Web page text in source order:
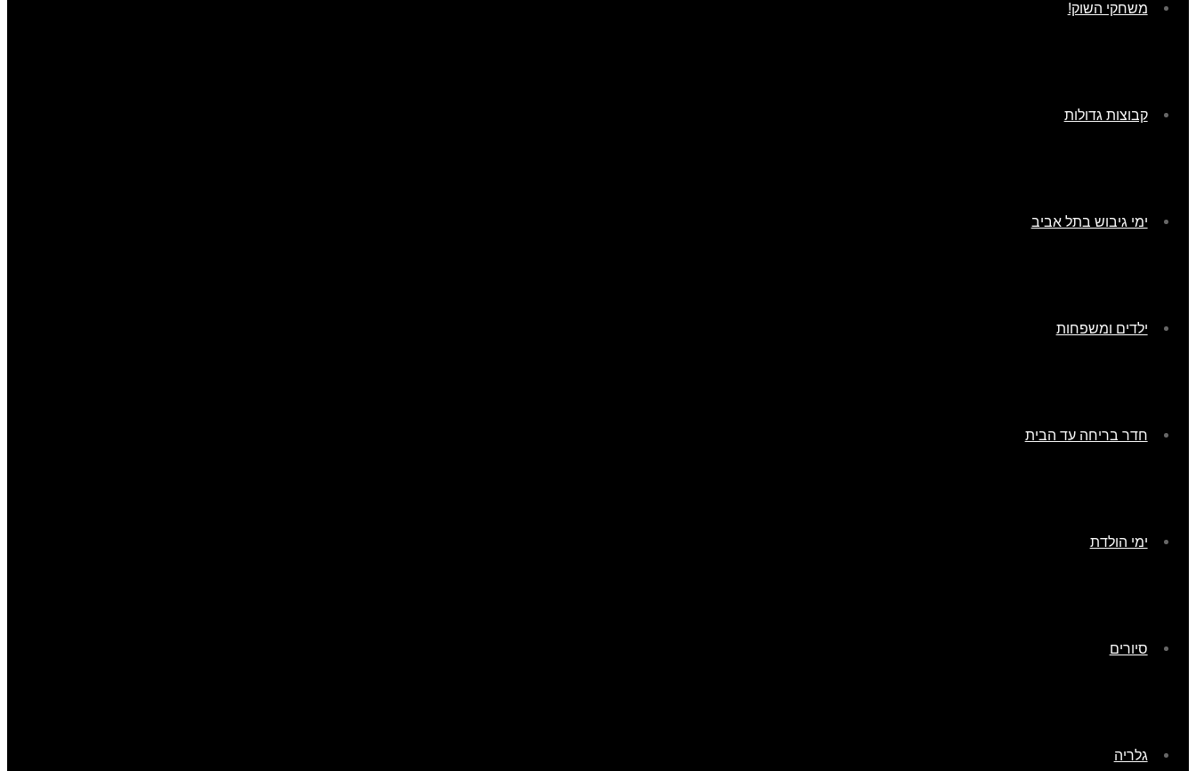
משחקי השוק!
קבוצות גדולות
ימי גיבוש בתל אביב
ילדים ומשפחות
חדר בריחה עד הבית
ימי הולדת
סיורים
גלריה